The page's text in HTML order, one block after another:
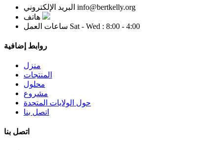
البريد الإلكتروني info@bertkelly.org
هاتف
ساعات العمل Sat - Wed : 8:00 - 4:00
روابط إضافية
منزل
المنتجات
محلول
مشروع
حول الولايات المتحدة
اتصل بنا
اتصل بنا